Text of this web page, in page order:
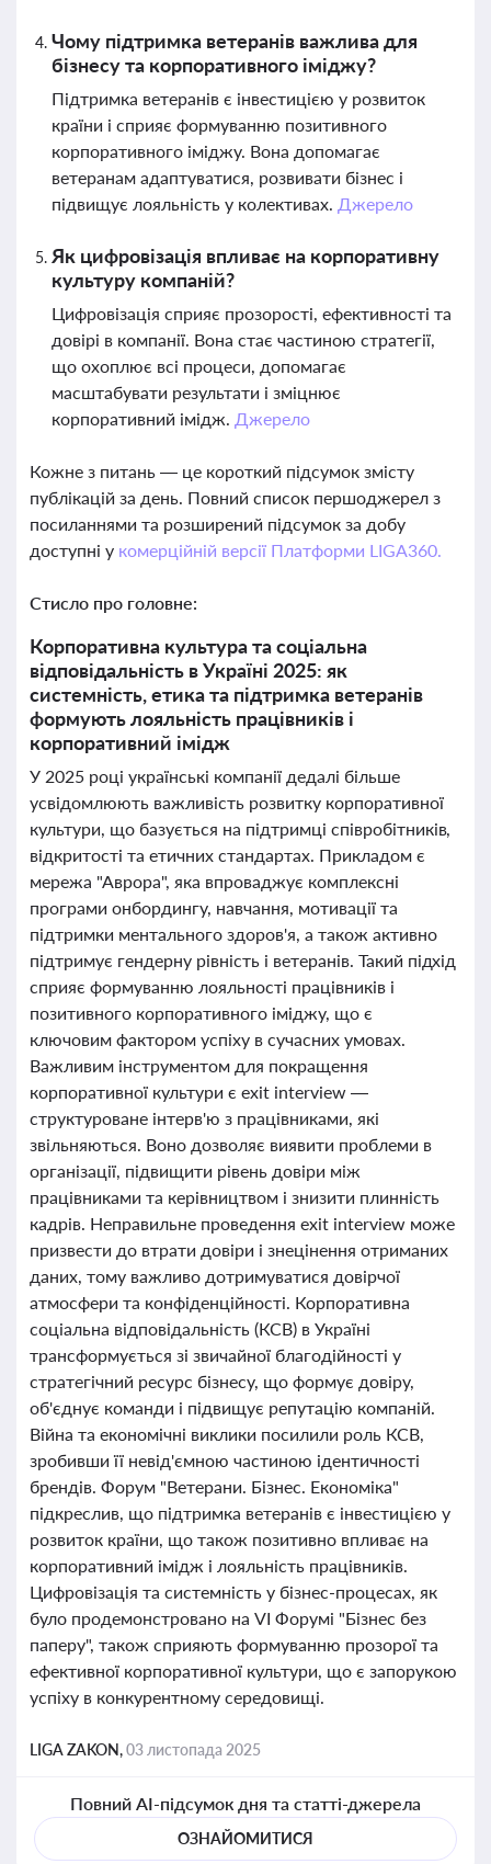
Чому підтримка ветеранів важлива для
бізнесу та корпоративного іміджу?
Підтримка ветеранів є інвестицією у розвиток
країни і сприяє формуванню позитивного
корпоративного іміджу. Вона допомагає
ветеранам адаптуватися, розвивати бізнес і
підвищує лояльність у колективах. Джерело
Як цифровізація впливає на корпоративну
культуру компаній?
Цифровізація сприяє прозорості, ефективності та
довірі в компанії. Вона стає частиною стратегії,
що охоплює всі процеси, допомагає
масштабувати результати і зміцнює
корпоративний імідж. Джерело
Кожне з питань — це короткий підсумок змісту
публікацій за день. Повний список першоджерел з
посиланнями та розширений підсумок за добу
доступні у комерційній версії Платформи LIGA360.
Стисло про головне:
Корпоративна культура та соціальна
відповідальність в Україні 2025: як
системність, етика та підтримка ветеранів
формують лояльність працівників і
корпоративний імідж
У 2025 році українські компанії дедалі більше
усвідомлюють важливість розвитку корпоративної
культури, що базується на підтримці співробітників,
відкритості та етичних стандартах. Прикладом є
мережа "Аврора", яка впроваджує комплексні
програми онбордингу, навчання, мотивації та
підтримки ментального здоров'я, а також активно
підтримує гендерну рівність і ветеранів. Такий підхід
сприяє формуванню лояльності працівників і
позитивного корпоративного іміджу, що є
ключовим фактором успіху в сучасних умовах.
Важливим інструментом для покращення
корпоративної культури є exit interview —
структуроване інтерв'ю з працівниками, які
звільняються. Воно дозволяє виявити проблеми в
організації, підвищити рівень довіри між
працівниками та керівництвом і знизити плинність
кадрів. Неправильне проведення exit interview може
призвести до втрати довіри і знецінення отриманих
даних, тому важливо дотримуватися довірчої
атмосфери та конфіденційності. Корпоративна
соціальна відповідальність (КСВ) в Україні
трансформується зі звичайної благодійності у
стратегічний ресурс бізнесу, що формує довіру,
об'єднує команди і підвищує репутацію компаній.
Війна та економічні виклики посилили роль КСВ,
зробивши її невід'ємною частиною ідентичності
брендів. Форум "Ветерани. Бізнес. Економіка"
підкреслив, що підтримка ветеранів є інвестицією у
розвиток країни, що також позитивно впливає на
корпоративний імідж і лояльність працівників.
Цифровізація та системність у бізнес-процесах, як
було продемонстровано на VI Форумі "Бізнес без
паперу", також сприяють формуванню прозорої та
ефективної корпоративної культури, що є запорукою
успіху в конкурентному середовищі.
LIGA ZAKON,03 листопада 2025
Повний AI-підсумок дня та статті-джерела
ОЗНАЙОМИТИСЯ